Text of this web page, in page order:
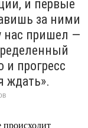
и первые
за ними
нас пришел —
и прогресс
ждать».
происходит